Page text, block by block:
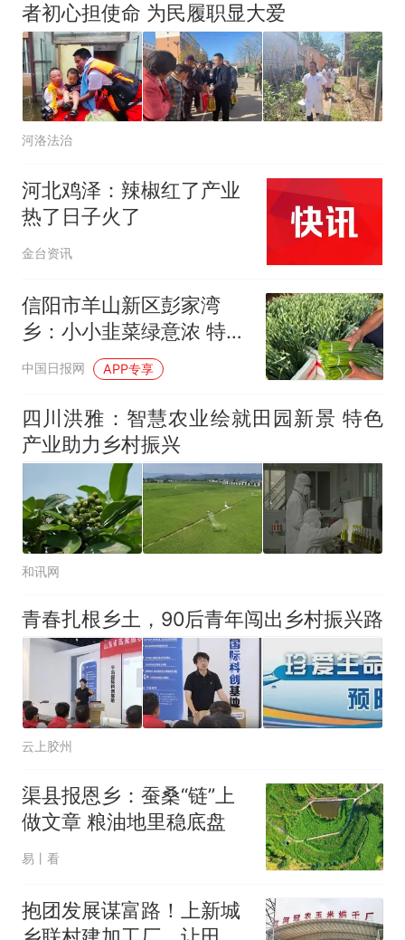
者初心担使命 为民履职显大爱
河洛法治
河北鸡泽：辣椒红了产业
热了日子火了
金台资讯
信阳市羊山新区彭家湾
乡：小小韭菜绿意浓 特色
产业促振兴
中国日报网 APP专享
四川洪雅：智慧农业绘就田园新景 特色
产业助力乡村振兴
和讯网
青春扎根乡土，90后青年闯出乡村振兴路
云上胶州
渠县报恩乡：蚕桑“链”上
做文章 粮油地里稳底盘
易丨看
抱团发展谋富路！上新城